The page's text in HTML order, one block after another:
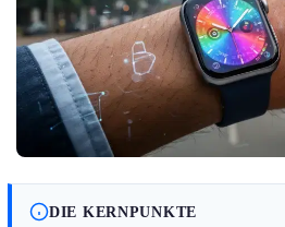
DIE KERNPUNKTE